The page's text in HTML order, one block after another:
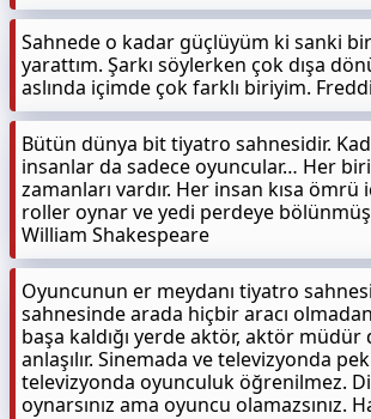
Sahnede o kadar güçlüyüm ki sanki
yarattım. Şarkı söylerken çok dışa
aslında içimde çok farklı biriyim.
Bütün dünya bit tiyatro sahnesidir.
insanlar da sadece oyuncular… Her
zamanları vardır. Her insan kısa
roller oynar ve yedi perdeye
William Shakespeare
Oyuncunun er meydanı tiyatro
sahnesinde arada hiçbir aracı
başa kaldığı yerde aktör, aktör
anlaşılır. Sinemada ve televizyonda
televizyonda oyunculuk öğrenilmez.
oynarsınız ama oyuncu olamazsınız.